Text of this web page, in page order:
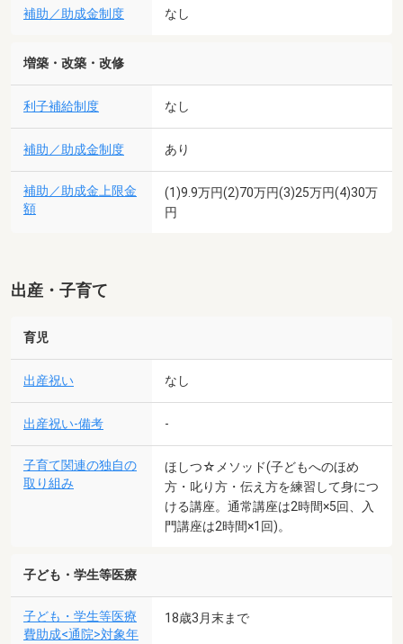
補助／助成金制度 なし
増築・改築・改修
利子補給制度 なし
補助／助成金制度 あり
補助／助成金上限金
額
(1)9.9万円(2)70万円(3)25万円(4)30万
円
出産・子育て
育児
出産祝い なし
出産祝い-備考 -
子育て関連の独自の
取り組み
ほしつ☆メソッド(子どもへのほめ
方・叱り方・伝え方を練習して身につ
ける講座。通常講座は2時間×5回、入
門講座は2時間×1回)。
子ども・学生等医療
子ども・学生等医療
費助成<通院>対象年
18歳3月末まで